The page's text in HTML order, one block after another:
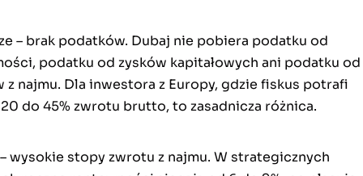
– brak podatków. Dubaj nie pobiera podatku od
podatku od zysków kapitałowych ani podatku od
najmu. Dla inwestora z Europy, gdzie fiskus potrafi
do 45% zwrotu brutto, to zasadnicza różnica.
wysokie stopy zwrotu z najmu. W strategicznych